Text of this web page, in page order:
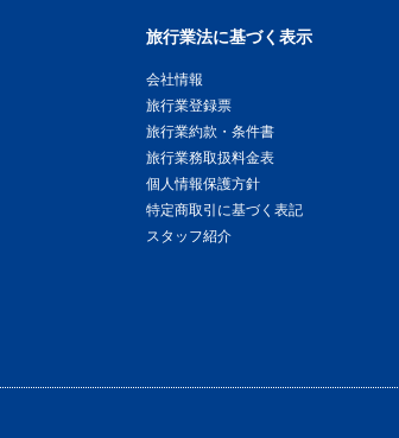
旅行業法に基づく表示
会社情報
旅行業登録票
旅行業約款・条件書
旅行業務取扱料金表
個人情報保護方針
特定商取引に基づく表記
スタッフ紹介